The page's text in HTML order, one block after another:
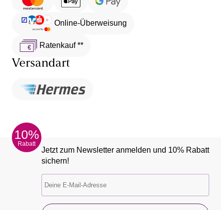
Online-Überweisung
Ratenkauf **
Versandart
10%
Rabatt
Jetzt zum Newsletter anmelden und 10% Rabatt
sichern!